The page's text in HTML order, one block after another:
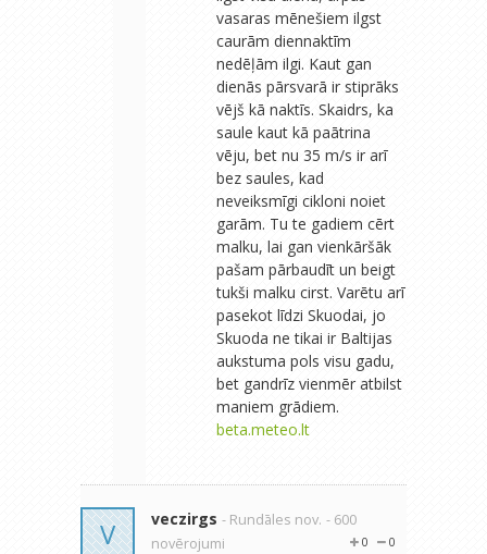
vasaras mēnešiem ilgst
caurām diennaktīm
nedēļām ilgi. Kaut gan
dienās pārsvarā ir stiprāks
vējš kā naktīs. Skaidrs, ka
saule kaut kā paātrina
vēju, bet nu 35 m/s ir arī
bez saules, kad
neveiksmīgi cikloni noiet
garām. Tu te gadiem cērt
malku, lai gan vienkāršāk
pašam pārbaudīt un beigt
tukši malku cirst. Varētu arī
pasekot līdzi Skuodai, jo
Skuoda ne tikai ir Baltijas
aukstuma pols visu gadu,
bet gandrīz vienmēr atbilst
maniem grādiem.
beta.meteo.lt
V veczirgs - Rundāles nov. - 600
novērojumi
0
0